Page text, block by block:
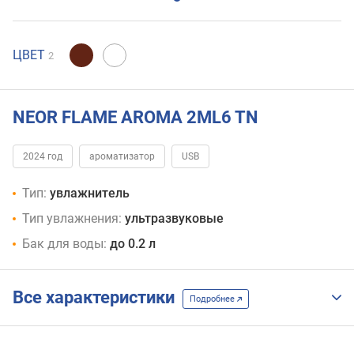
ЦВЕТ 2
NEOR FLAME AROMA 2ML6 TN
2024 год ароматизатор USB
Тип: увлажнитель
Тип увлажнения: ультразвуковые
Бак для воды: до 0.2 л
Все характеристики Подробнее